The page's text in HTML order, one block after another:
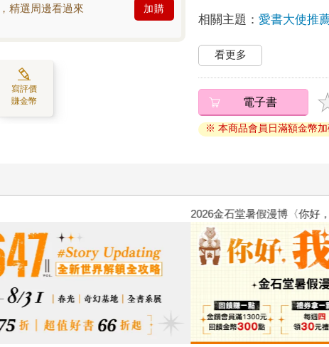
精選周邊看過來 加購
寫評價
賺金幣
相關主題：愛書大使推
看更多
電子書
※ 本商品會員日滿額金幣
2026金石堂暑假